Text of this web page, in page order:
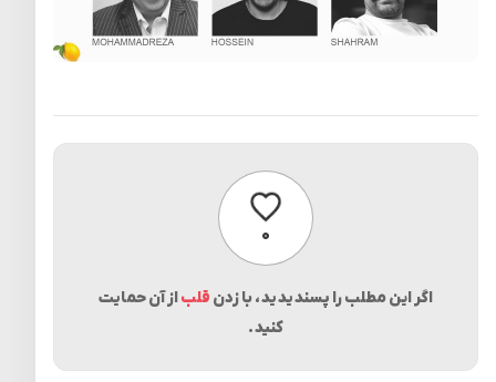
۰پسندیدن
اگر این مطلب را پسندیدید، با زدن قلباز آن حمایت
کنید.